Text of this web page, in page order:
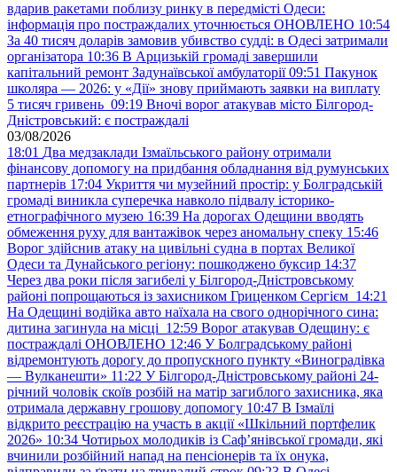
вдарив ракетами поблизу ринку в передмісті Одеси:
інформація про постраждалих уточнюється ОНОВЛЕНО 10:54
За 40 тисяч доларів замовив убивство судді: в Одесі затримали
організатора 10:36 В Арцизькій громаді завершили
капітальний ремонт Задунаївської амбулаторії 09:51 Пакунок
школяра — 2026: у «Дії» знову приймають заявки на виплату
5 тисяч гривень 09:19 Вночі ворог атакував місто Білгород-
Дністровський: є постраждалі
03/08/2026
18:01 Два медзаклади Ізмаїльського району отримали
фінансову допомогу на придбання обладнання від румунських
партнерів 17:04 Укриття чи музейний простір: у Болградській
громаді виникла суперечка навколо підвалу історико-
етнографічного музею 16:39 На дорогах Одещини вводять
обмеження руху для вантажівок через аномальну спеку 15:46
Ворог здійснив атаку на цивільні судна в портах Великої
Одеси та Дунайського регіону: пошкоджено буксир 14:37
Через два роки після загибелі у Білгород-Дністровському
районі попрощаються із захисником Гриценком Сергієм 14:21
На Одещині водійка авто наїхала на свого однорічного сина:
дитина загинула на місці 12:59 Ворог атакував Одещину: є
постраждалі ОНОВЛЕНО 12:46 У Болградському районі
відремонтують дорогу до пропускного пункту «Виноградівка
— Вулканешти» 11:22 У Білгород-Дністровському районі 24-
річний чоловік скоїв розбій на матір загиблого захисника, яка
отримала державну грошову допомогу 10:47 В Ізмаїлі
відкрито реєстрацію на участь в акції «Шкільний портфелик
2026» 10:34 Чотирьох молодиків із Саф’янівської громади, які
вчинили розбійний напад на пенсіонерів та їх онука,